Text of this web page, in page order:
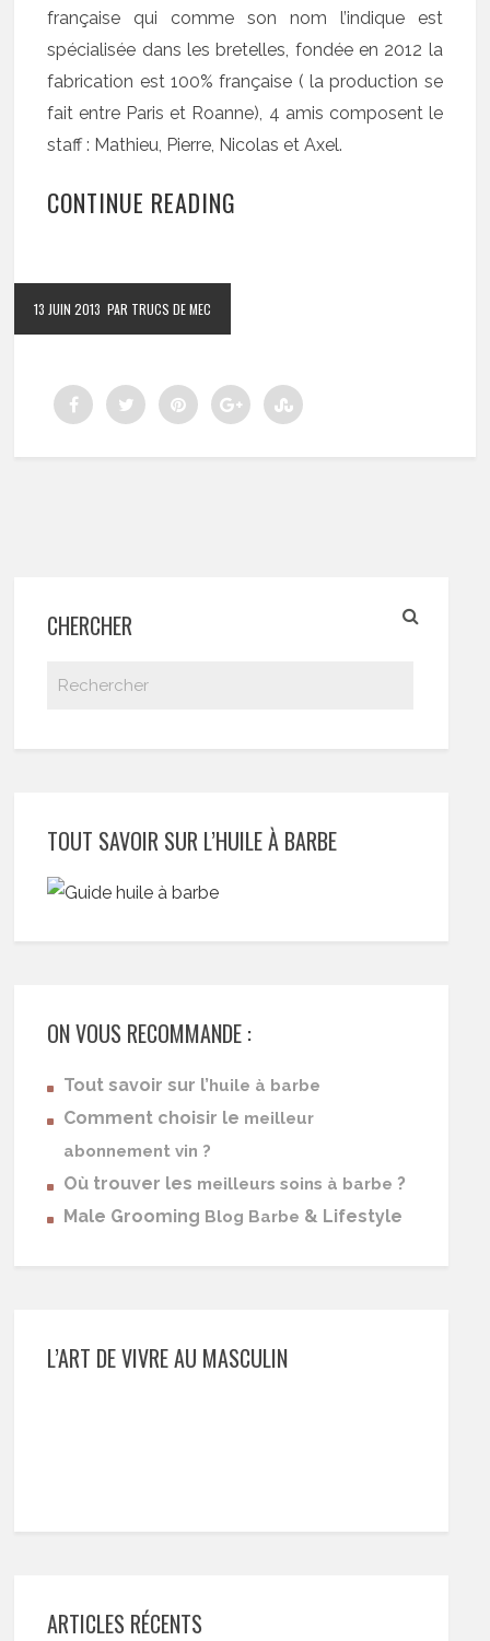
française qui comme son nom l’indique est
spécialisée dans les bretelles, fondée en 2012 la
fabrication est 100% française ( la production se
fait entre Paris et Roanne), 4 amis composent le
staff : Mathieu, Pierre, Nicolas et Axel.
CONTINUE READING
13 JUIN 2013 PAR TRUCS DE MEC
CHERCHER
TOUT SAVOIR SUR L’HUILE À BARBE
ON VOUS RECOMMANDE :
Tout savoir sur l’huile à barbe
Comment choisir le meilleur
abonnement vin ?
Où trouver les meilleurs soins à barbe ?
Male Grooming Blog Barbe & Lifestyle
L’ART DE VIVRE AU MASCULIN
ARTICLES RÉCENTS